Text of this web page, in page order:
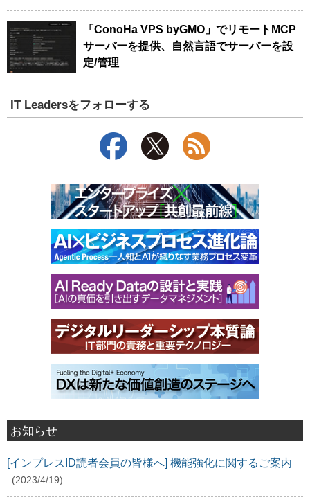
「ConoHa VPS byGMO」でリモートMCP
サーバーを提供、自然言語でサーバーを設
定/管理
IT Leadersをフォローする
お知らせ
[インプレスID読者会員の皆様へ] 機能強化に関するご案内
(2023/4/19)